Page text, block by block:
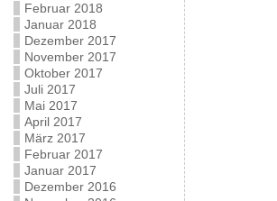
Februar 2018
Januar 2018
Dezember 2017
November 2017
Oktober 2017
Juli 2017
Mai 2017
April 2017
März 2017
Februar 2017
Januar 2017
Dezember 2016